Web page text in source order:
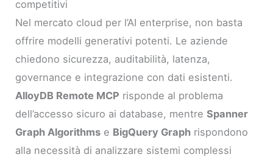
competitivi
Nel mercato cloud per l’AI enterprise, non basta
offrire modelli generativi potenti. Le aziende
chiedono sicurezza, auditabilità, latenza,
governance e integrazione con dati esistenti.
AlloyDB Remote MCP risponde al problema
dell’accesso sicuro ai database, mentreSpanner
Graph Algorithms e BigQuery Graph rispondono
alla necessità di analizzare sistemi complessi